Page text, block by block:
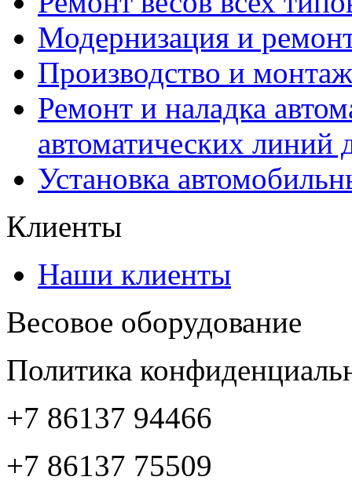
Модернизация и
Производство и
Ремонт и наладка
автоматических линий
Установка
Клиенты
Наши клиенты
Весовое оборудование
Политика
+7 86137 94466
+7 86137 75509